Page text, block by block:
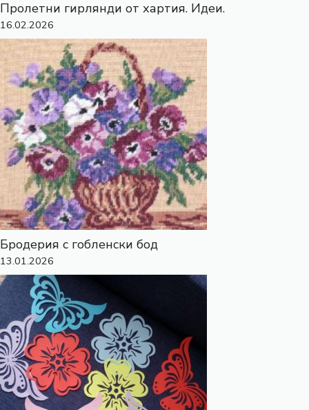
Пролетни гирлянди от хартия. Идеи.
16.02.2026
Бродерия с гобленски бод
13.01.2026